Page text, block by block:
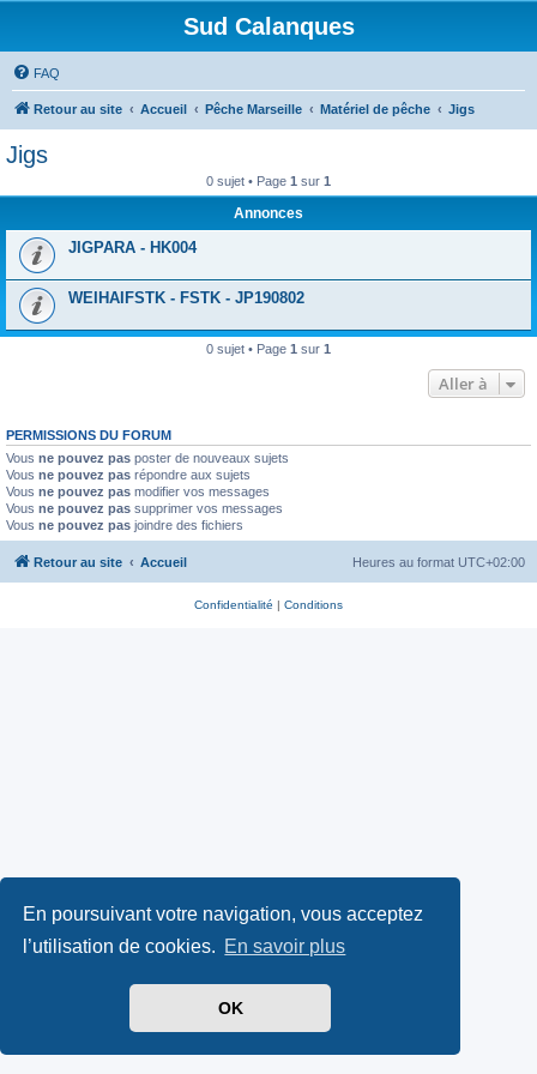
En poursuivant votre navigation, vous acceptez
l’utilisation de cookies. En savoir plus
OK
Sud Calanques
FAQ
Retour au site Accueil Pêche Marseille Matériel de pêche Jigs
Jigs
0 sujet • Page 1 sur 1
Annonces
JIGPARA - HK004
WEIHAIFSTK - FSTK - JP190802
0 sujet • Page 1 sur 1
Aller à
PERMISSIONS DU FORUM
Vous ne pouvez pas poster de nouveaux sujets
Vous ne pouvez pas répondre aux sujets
Vous ne pouvez pas modifier vos messages
Vous ne pouvez pas supprimer vos messages
Vous ne pouvez pas joindre des fichiers
Retour au site Accueil Heures au format UTC+02:00
Confidentialité | Conditions